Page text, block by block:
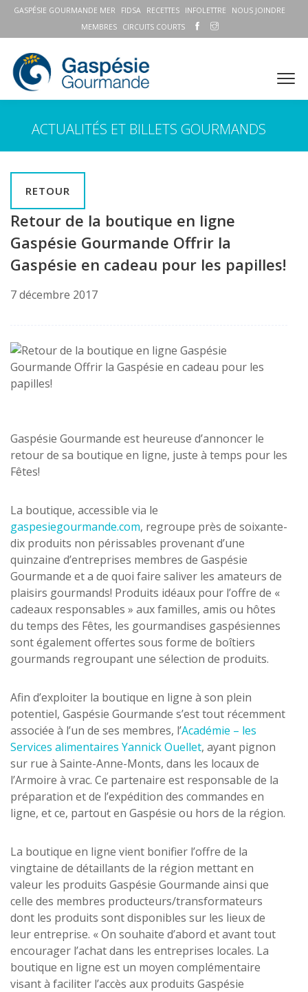
GASPÉSIE GOURMANDE MER FIDSA RECETTES INFOLETTRE
NOUS JOINDRE
MEMBRES
CIRCUITS COURTS
ACTUALITÉS ET BILLETS GOURMANDS
RETOUR
Retour de la boutique en ligne
Gaspésie Gourmande Offrir la
Gaspésie en cadeau pour les papilles!
7 décembre 2017
Gaspésie Gourmande est heureuse d’annoncer le
retour de sa boutique en ligne, juste à temps pour les
Fêtes!
La boutique, accessible via le
gaspesiegourmande.com, regroupe près de soixante-
dix produits non périssables provenant d’une
quinzaine d’entreprises membres de Gaspésie
Gourmande et a de quoi faire saliver les amateurs de
plaisirs gourmands! Produits idéaux pour l’offre de «
cadeaux responsables » aux familles, amis ou hôtes
du temps des Fêtes, les gourmandises gaspésiennes
sont également offertes sous forme de boîtiers
gourmands regroupant une sélection de produits.
Afin d’exploiter la boutique en ligne à son plein
potentiel, Gaspésie Gourmande s’est tout récemment
associée à l’un de ses membres, l’Académie – les
Services alimentaires Yannick Ouellet, ayant pignon
sur rue à Sainte-Anne-Monts, dans les locaux de
l’Armoire à vrac. Ce partenaire est responsable de la
préparation et de l’expédition des commandes en
ligne, et ce, partout en Gaspésie ou hors de la région.
La boutique en ligne vient bonifier l’offre de la
vingtaine de détaillants de la région mettant en
valeur les produits Gaspésie Gourmande ainsi que
celle des membres producteurs/transformateurs
dont les produits sont disponibles sur les lieux de
leur entreprise. « On souhaite d’abord et avant tout
encourager l’achat dans les entreprises locales. La
boutique en ligne est un moyen complémentaire
visant à faciliter l’accès aux produits Gaspésie